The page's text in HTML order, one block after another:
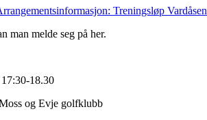
Treningsløp Vardåsen
man melde seg på her.
18.30
og Evje golfklubb